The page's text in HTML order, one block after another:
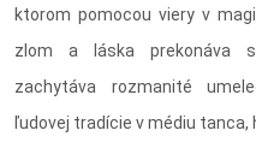
ktorom pomocou viery v
zlom a láska prekonáva
zachytáva rozmanité
ľudovej tradície v médiu tanca,